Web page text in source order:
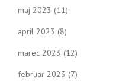
maj 2023 (11)
april 2023 (8)
marec 2023 (12)
februar 2023 (7)